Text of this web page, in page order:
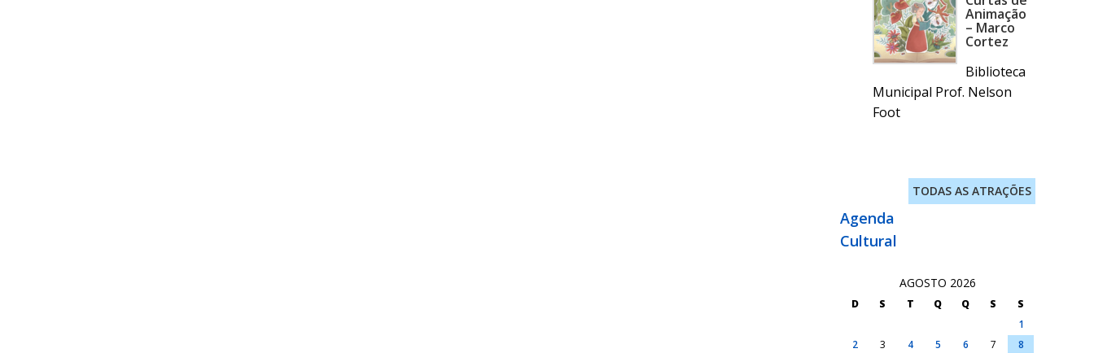
Animação
– Marco
Cortez
Biblioteca
Municipal Prof. Nelson
Foot
TODAS AS ATRAÇÕES
Agenda
Cultural
AGOSTO 2026
D S T Q Q S
S
1
2
3 4 5 6 7
8